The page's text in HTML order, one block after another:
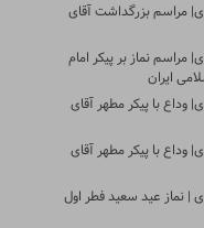
مراسم بزرگداشت آقای
مراسم نماز بر پیکر امام
ایران
وداع با پیکر مطهر آقای
وداع با پیکر مطهر آقای
| نماز عید سعید فطر اول